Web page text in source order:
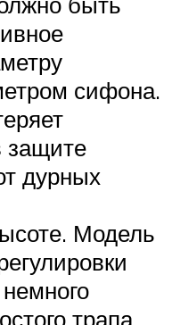
сифона.
защите
дурных
Модель
трапа